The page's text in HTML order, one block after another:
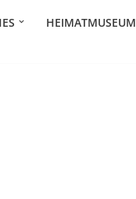
HEIMATMUSEUM